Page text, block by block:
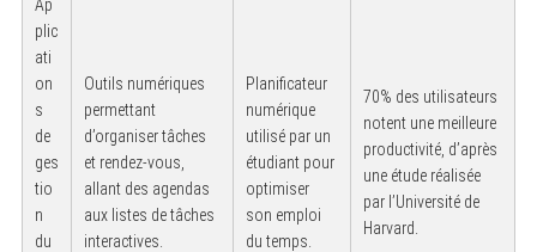
Ap
plic
ati
on
s
de
ges
tio
n
du
Outils numériques
permettant
d’organiser tâches
et rendez-vous,
allant des agendas
aux listes de tâches
interactives.
Planificateur
numérique
utilisé par un
étudiant pour
optimiser
son emploi
du temps.
70% des utilisateurs
notent une meilleure
productivité, d’après
une étude réalisée
par l’Université de
Harvard.